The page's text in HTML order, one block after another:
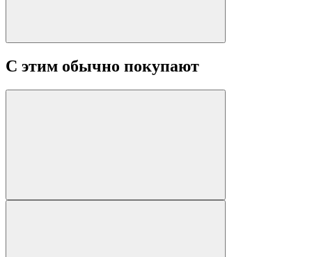
С этим обычно покупают